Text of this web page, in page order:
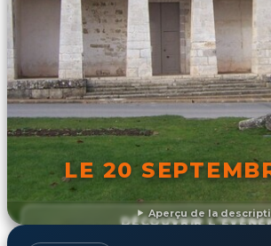
Aperçu de la
LE 20
DÉCOUVRIR